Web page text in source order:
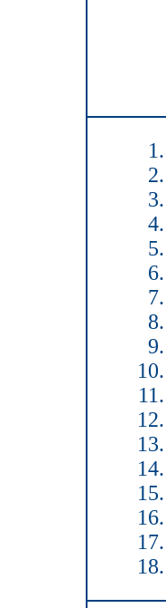
1.
2.
3.
4.
5.
6.
7.
8.
9.
10.
11.
12.
13.
14.
15.
16.
17.
18.